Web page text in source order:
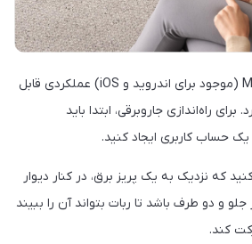
اپلیکیشن آن نام MyDyson (موجود برای اندروید و iOS) عملکردی قابل
برای راه‌اندازی جاروبرقی، ابتدا باید
یک حساب کاربری ایجاد کنید.
که نزدیک به یک پریز برق، در کنار دیوار
فضا در جلو و دو طرف باشد تا ربات بتواند آن را ببیند
کند.